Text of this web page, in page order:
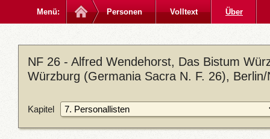
Menü: Personen Volltext Über
NF 26 - Alfred Wendehorst, Das Bistum
Würzburg (Germania Sacra N. F. 26), Berlin/
Kapitel